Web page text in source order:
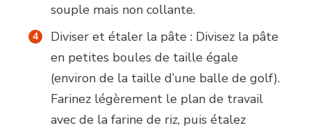
souple mais non collante.
Diviser et étaler la pâte : Divisez la pâte
en petites boules de taille égale
(environ de la taille d’une balle de golf).
Farinez légèrement le plan de travail
avec de la farine de riz, puis étalez